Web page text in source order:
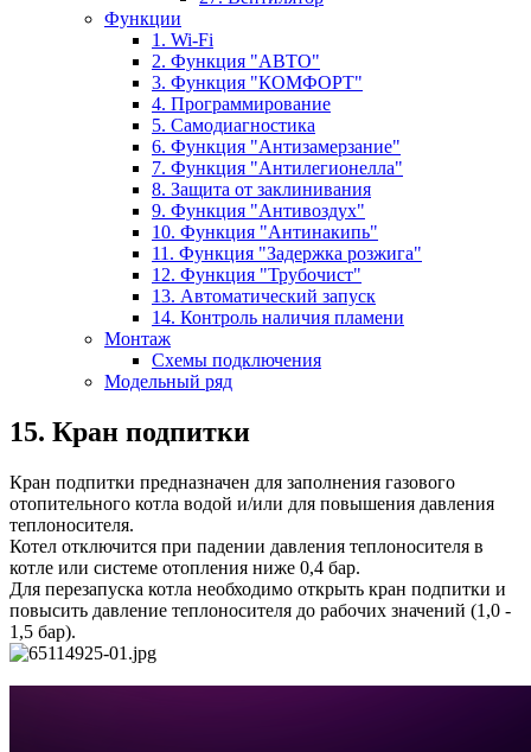
Функции
1. Wi-Fi
2. Функция "АВТО"
3. Функция "КОМФОРТ"
4. Программирование
5. Самодиагностика
6. Функция "Антизамерзание"
7. Функция "Антилегионелла"
8. Защита от заклинивания
9. Функция "Антивоздух"
10. Функция "Антинакипь"
11. Функция "Задержка розжига"
12. Функция "Трубочист"
13. Автоматический запуск
14. Контроль наличия пламени
Монтаж
Схемы подключения
Модельный ряд
15. Кран подпитки
Кран подпитки предназначен для заполнения газового
отопительного котла водой и/или для повышения давления
теплоносителя.
Котел отключится при падении давления теплоносителя в
котле или системе отопления ниже 0,4 бар.
Для перезапуска котла необходимо открыть кран подпитки и
повысить давление теплоносителя до рабочих значений (1,0 -
1,5 бар).